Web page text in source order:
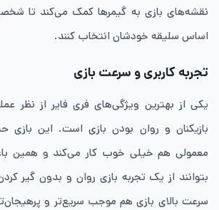
نقشه‌های بازی به گیمرها کمک می‌کند تا
اساس سلیقه خودشان انتخاب کنند.
تجربه کاربری و سرعت بازی
یکی از بهترین ویژگی‌های فری فایر از نظر
بازیکنان و روان بودن بازی است. این
معمولی هم خیلی خوب کار می‌کند و همین
بتوانند از یک تجربه بازی روان و بدون گیر
سرعت بالای بازی هم موجب سریع‌تر و